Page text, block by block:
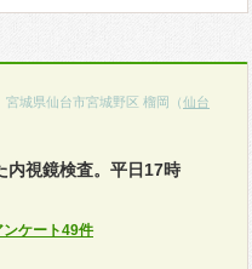
宮城県仙台市宮城野区 榴岡（仙台
内視鏡検査。平日17時
ンケート49件